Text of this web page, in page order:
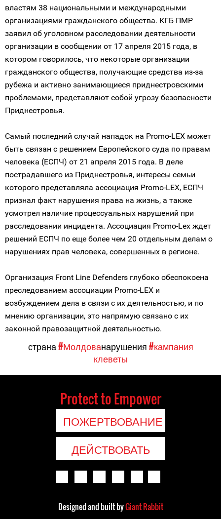
властям 38 национальными и международными
организациями гражданского общества. КГБ ПМР
заявил об уголовном расследовании деятельности
организации в сообщении от 17 апреля 2015 года, в
котором говорилось, что некоторые организации
гражданского общества, получающие средства из-за
рубежа и активно занимающиеся приднестровскими
проблемами, представляют собой угрозу безопасности
Приднестровья.
Самый последний случай нападок на Promo-LEX может
быть связан с решением Европейского суда по правам
человека (ЕСПЧ) от 21 апреля 2015 года. В деле
пострадавшего из Приднестровья, интересы семьи
которого представляла ассоциация Promo-LEX, ЕСПЧ
признал факт нарушения права на жизнь, а также
усмотрел наличие процессуальных нарушений при
расследовании инцидента. Ассоциация Promo-Lex ждет
решений ЕСПЧ по еще более чем 20 отдельным делам о
нарушениях прав человека, совершенных в регионе.
Организация Front Line Defenders глубоко обеспокоена
преследованием ассоциации Promo-LEX и
возбуждением дела в связи с их деятельностью, и по
мнению организации, это напрямую связано с их
законной правозащитной деятельностью.
страна#Молдованарушения#кампания
клеветы
Protect to Empower
ПОЖЕРТВОВАНИЕ
ДЕЙСТВОВАТЬ
Designed and built byGiant Rabbit